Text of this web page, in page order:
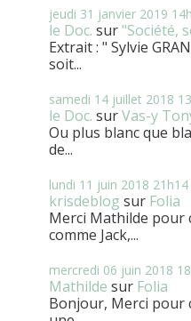
jeudi 31 janvier 2019
le Doc. sur"Société,
Extrait : " Sylvie
soit...
samedi 14 juillet 2018
le Doc. surVas-y
Ou plus blanc que
de...
lundi 11 juin 2018 21h14
krisdeblog sur Folia
Merci Mathilde pour
comme Jack,...
mercredi 06 juin 2018
Mathilde sur Folia
Bonjour, Merci pour